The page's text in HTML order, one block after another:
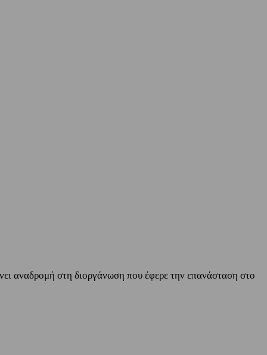
αναδρομή στη διοργάνωση που έφερε την επανάσταση στο